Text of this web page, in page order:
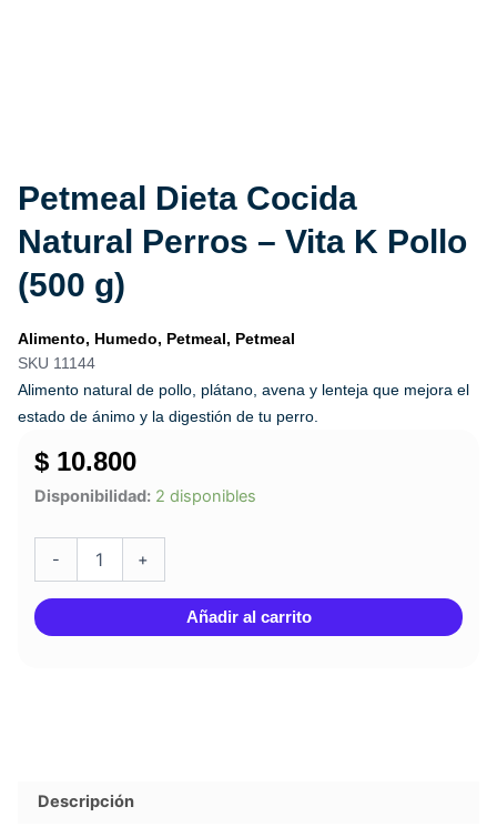
Petmeal Dieta Cocida
Natural Perros – Vita K Pollo
(500 g)
Alimento, Humedo, Petmeal, Petmeal
SKU 11144
Alimento natural de pollo, plátano, avena y lenteja que mejora el
estado de ánimo y la digestión de tu perro.
$10.800
Disponibilidad: 2 disponibles
-
Petmeal
Cocida
Natural
Perros
–
Vita
+
Añadir al carrito
Descripción